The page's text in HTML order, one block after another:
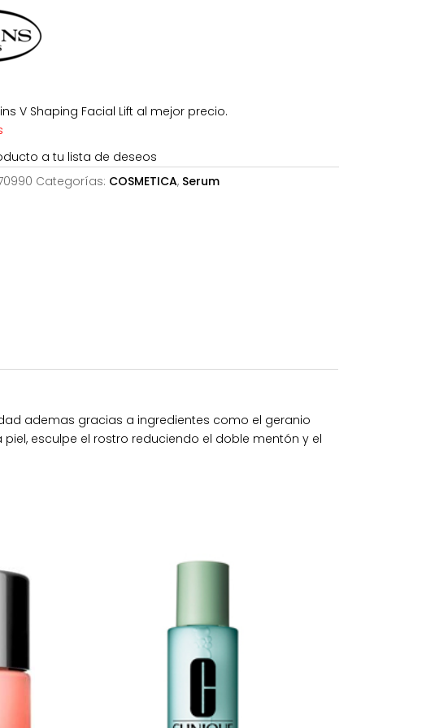
70,00€.
V Shaping Facial Lift al mejor precio.
a tu lista de deseos
Categorías: COSMETICA, Serum
ademas gracias a ingredientes como el geranio
esculpe el rostro reduciendo el doble mentón y el